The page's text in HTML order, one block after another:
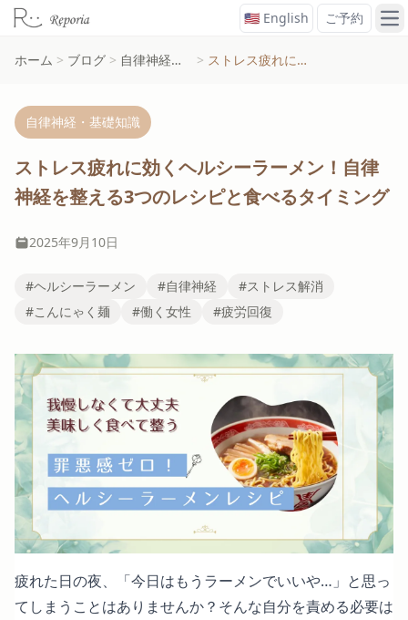
🇺🇸 English ご予約 メ
ホーム > ブログ > 自律神経・基礎知識 > ストレス疲れに効くヘルシーラーメン！自律神経を整える3つのレシピと食べるタイミング
自律神経・基礎知識
ストレス疲れに効くヘルシーラーメン！自律
神経を整える3つのレシピと食べるタイミング
2025年9月10日
#ヘルシーラーメン #自律神経
#ストレス解消
#こんにゃく麺
#働く女性 #疲労回復
疲れた日の夜、「今日はもうラーメンでいいや…」と思っ
てしまうことはありませんか？そんな自分を責める必要は